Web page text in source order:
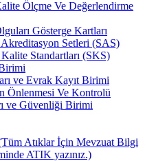
Ölçme Ve Değerlendirme
Gösterge Kartları
Akreditasyon Setleri (SAS)
Kalite Standartları (SKS)
ve Evrak Kayıt Birimi
Önlenmesi Ve Kontrolü
ve Güvenliği Birimi
Atıklar İçin Mevzuat Bilgi
ATIK yazınız.)